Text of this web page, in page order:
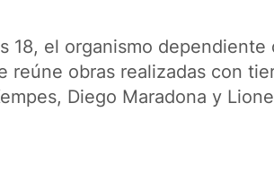
18, el organismo
reúne obras realizadas con
Diego Maradona y